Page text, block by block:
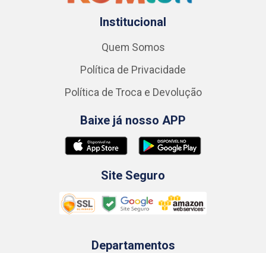
Institucional
Quem Somos
Política de Privacidade
Política de Troca e Devolução
Baixe já nosso APP
Site Seguro
Departamentos